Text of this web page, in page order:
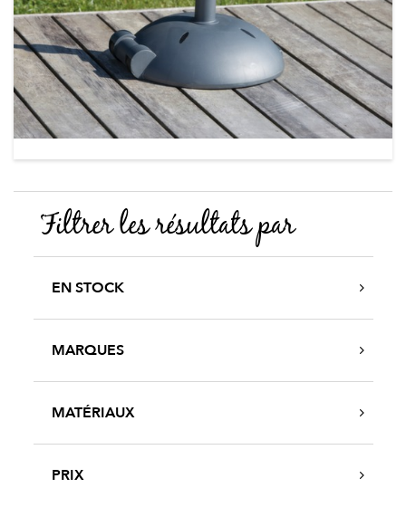
Filtrer les résultats par
EN STOCK
MARQUES
MATÉRIAUX
PRIX